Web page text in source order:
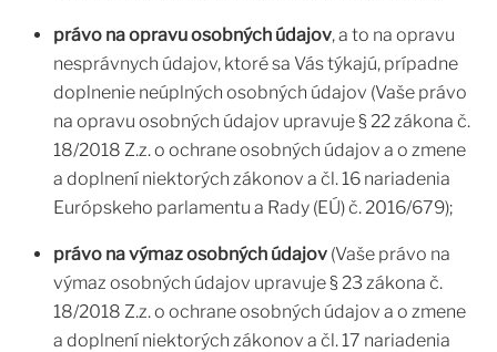
právo na opravu osobných údajov, a to na opravu
nesprávnych údajov, ktoré sa Vás týkajú, prípadne
doplnenie neúplných osobných údajov (Vaše právo
na opravu osobných údajov upravuje § 22 zákona č.
18/2018 Z.z. o ochrane osobných údajov a o zmene
a doplnení niektorých zákonov a čl. 16 nariadenia
Európskeho parlamentu a Rady (EÚ) č. 2016/679);
právo na výmaz osobných údajov (Vaše právo na
výmaz osobných údajov upravuje § 23 zákona č.
18/2018 Z.z. o ochrane osobných údajov a o zmene
a doplnení niektorých zákonov a čl. 17 nariadenia